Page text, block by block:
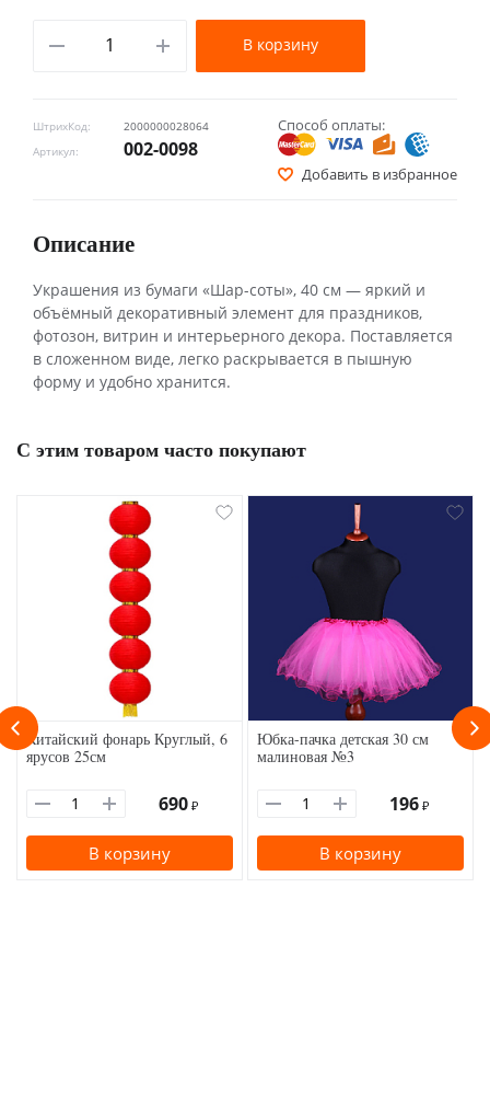
ШтрихКод:
2000000028064
Артикул:
002-0098
Способ оплаты:
Добавить в избранное
В корзину
Описание
Украшения из бумаги «Шар-соты», 40 см — яркий и
объёмный декоративный элемент для праздников,
фотозон, витрин и интерьерного декора. Поставляется
в сложенном виде, легко раскрывается в пышную
форму и удобно хранится.
С этим товаром часто покупают
Китайский фонарь Круглый, 6
ярусов 25см
690 ₽
В корзину
Юбка-пачка детская 30 см
малиновая №3
196 ₽
В корзину